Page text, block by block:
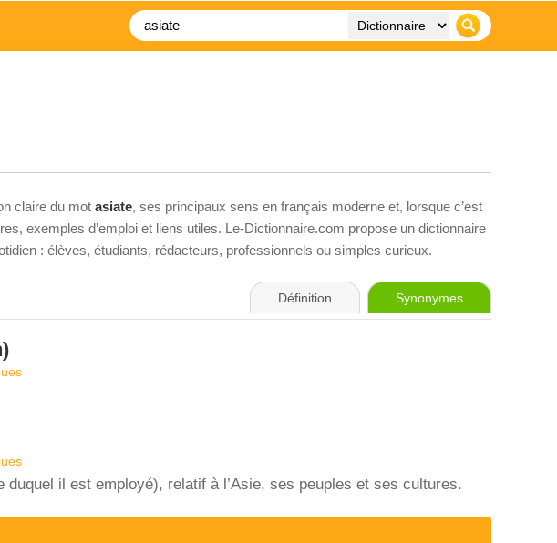
claire du mot asiate, ses principaux sens en français moderne et, lorsque c’est
exemples d’emploi et liens utiles. Le-Dictionnaire.com propose un dictionnaire
: élèves, étudiants, rédacteurs, professionnels ou simples curieux.
Définition Synonymes
duquel il est employé), relatif à l’Asie, ses peuples et ses cultures.